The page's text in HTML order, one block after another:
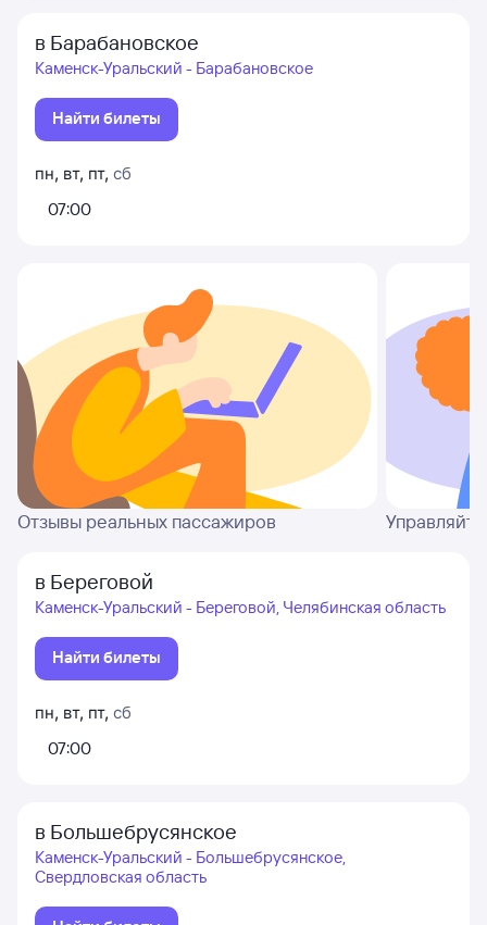
в Барабановское
Каменск-Уральский - Барабановское
Найти билеты
пн, вт, пт, сб
07:00
Отзывы реальных пассажиров
в Береговой
Каменск-Уральский - Береговой, Челябинская область
Найти билеты
пн, вт, пт, сб
07:00
в Большебрусянское
Каменск-Уральский - Большебрусянское,
Свердловская область